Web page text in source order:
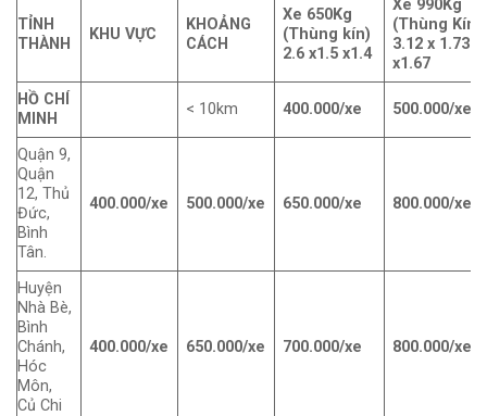
TỈNH
THÀNH
KHU VỰC
KHOẢNG
CÁCH
Xe 650Kg
(Thùng kín)
2.6 x1.5 x1.4
Xe 990Kg
(Thùng Kín)
3.12 x 1.73
x1.67
HỒ CHÍ
MINH
< 10km 400.000/xe 500.000/xe
Quận 9,
Quận
12, Thủ
Đức,
Bình
Tân.
400.000/xe 500.000/xe 650.000/xe 800.000/xe
Huyện
Nhà Bè,
Bình
Chánh,
Hóc
Môn,
Củ Chi
400.000/xe 650.000/xe 700.000/xe 800.000/xe